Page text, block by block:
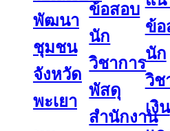
พัฒนา
ชุมชน
จังหวัด
พะเยา
ข้อสอบ
นัก
วิชาการ
พัสดุ
สำนักงาน
ข้อ
นัก
วิช
เงิน